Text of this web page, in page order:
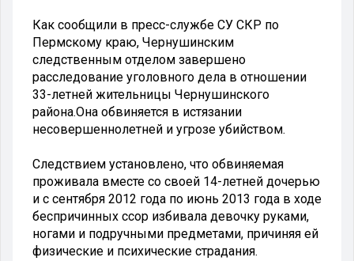
Как сообщили в пресс-службе СУ СКР по
Пермскому краю, Чернушинским
следственным отделом завершено
расследование уголовного дела в отношении
33-летней жительницы Чернушинского
района.Она обвиняется в истязании
несовершеннолетней и угрозе убийством.
Следствием установлено, что обвиняемая
проживала вместе со своей 14-летней дочерью
и с сентября 2012 года по июнь 2013 года в ходе
беспричинных ссор избивала девочку руками,
ногами и подручными предметами, причиняя ей
физические и психические страдания.